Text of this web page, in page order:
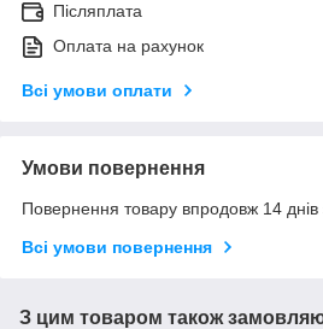
Післяплата
Оплата на рахунок
Всі умови оплати
Умови повернення
Повернення товару впродовж 14 днів
Всі умови повернення
З цим товаром також